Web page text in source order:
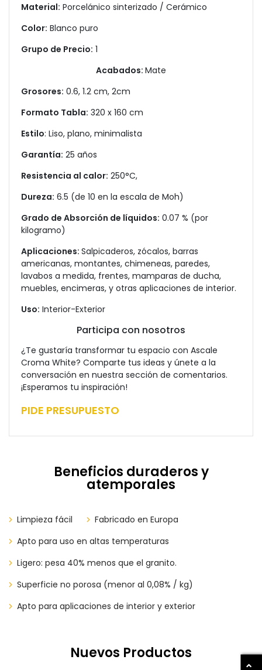
Material: Porcelánico sinterizado / Cerámico
Color: Blanco puro
Grupo de Precio: 1
Acabados: Mate
Grosores: 0.6, 1.2 cm, 2cm
Formato Tabla: 320 x 160 cm
Estilo: Liso, plano, minimalista
Garantía: 25 años
Resistencia al calor: 250°C,
Dureza: 6.5 (de 10 en la escala de Moh)
Grado de Absorción de líquidos: 0.07 % (por
kilogramo)
Aplicaciones: Salpicaderos, zócalos, barras
americanas, montantes, chimeneas, paredes,
lavabos a medida, frentes, mamparas de ducha,
muebles, encimeras, y otras aplicaciones de interior.
Uso: Interior-Exterior
Participa con nosotros
¿Te gustaría transformar tu espacio con Ascale
Croma White? Comparte tus ideas y únete a la
conversación en nuestra sección de comentarios.
¡Esperamos tu inspiración!
PIDE PRESUPUESTO
Beneficios duraderos y
atemporales
Limpieza fácil
​​​​Fabricado en Europa
Apto para uso en altas temperaturas
Ligero: pesa 40% menos que el granito.
Superficie no porosa (menor al 0,08% / kg)
Apto para aplicaciones de interior y exterior
Nuevos Productos